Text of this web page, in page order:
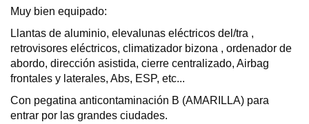
Muy bien equipado:
Llantas de aluminio, elevalunas eléctricos del/tra ,
retrovisores eléctricos, climatizador bizona , ordenador de
abordo, dirección asistida, cierre centralizado, Airbag
frontales y laterales, Abs, ESP, etc...
Con pegatina anticontaminación B (AMARILLA) para
entrar por las grandes ciudades.